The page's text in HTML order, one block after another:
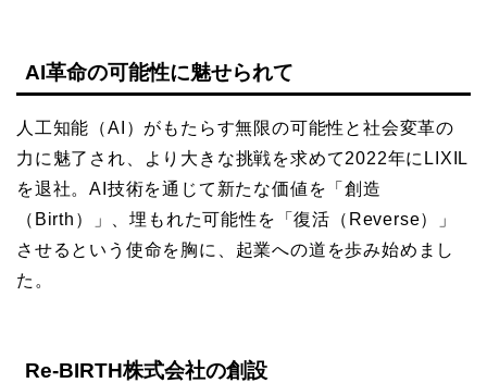
AI革命の可能性に魅せられて
人工知能（AI）がもたらす無限の可能性と社会変革の
力に魅了され、より大きな挑戦を求めて2022年にLIXIL
を退社。AI技術を通じて新たな価値を「創造
（Birth）」、埋もれた可能性を「復活（Reverse）」
させるという使命を胸に、起業への道を歩み始めまし
た。
Re-BIRTH株式会社の創設